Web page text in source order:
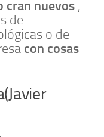
cran nuevos ,
de
o de
con cosas